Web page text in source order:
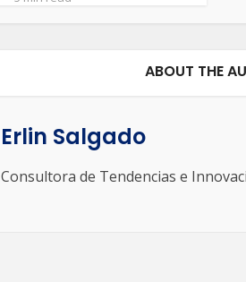
ABOUT THE
Erlin Salgado
Consultora de Tendencias e